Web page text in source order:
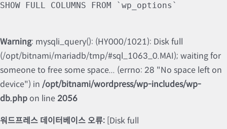
SHOW FULL COLUMNS FROM `wp_options`
Warning: mysqli_query(): (HY000/1021): Disk full
(/opt/bitnami/mariadb/tmp/#sql_1063_0.MAI); waiting for
someone to free some space... (errno: 28 "No space left on
device") in /opt/bitnami/wordpress/wp-includes/wp-
db.php on line2056
워드프레스 데이터베이스 오류: [Disk full